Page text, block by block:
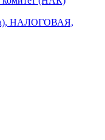
НАЛОГОВАЯ,